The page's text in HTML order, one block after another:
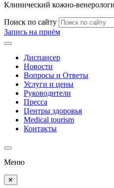
Клинический кожно-
Поиск по сайту
Запись на приём
Диспансер
Новости
Вопросы и Ответы
Услуги и цены
Руководители
Пресса
Центры здоровья
Medical tourism
Контакты
Меню
✕